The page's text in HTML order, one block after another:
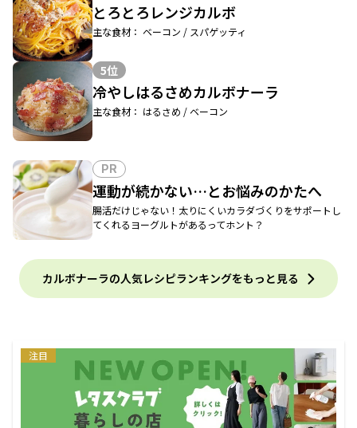
とろとろレンジカルボ
主な食材： ベーコン / スパゲッティ
5位
冷やしはるさめカルボナーラ
主な食材： はるさめ / ベーコン
PR
運動が続かない…とお悩みのかたへ
腸活だけじゃない！太りにくいカラダづくりをサポートし
てくれるヨーグルトがあるってホント？
カルボナーラの人気レシピランキングをもっと見る
注目